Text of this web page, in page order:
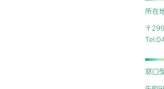
所在
〒
窓口